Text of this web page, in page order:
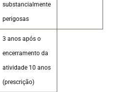
substancialmente
perigosas
3 anos após o
encerramento da
atividade 10 anos
(prescrição)